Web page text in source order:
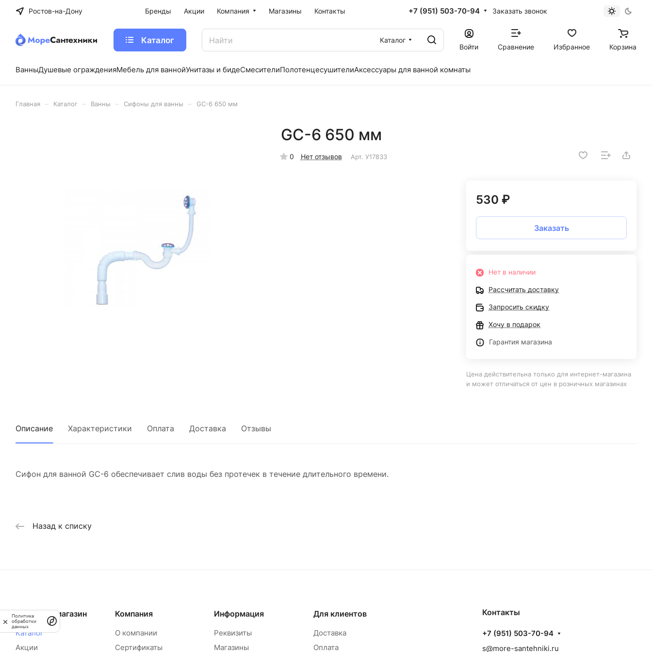
Ростов-на-Дону Бренды Акции Компания Магазины Контакты +7 (951) 503-70-94 Заказать звонок
Каталог
Каталог
Войти
Сравнение Избранное Корзина
ВанныДушевые огражденияМебель для ваннойУнитазы и бидеСмесителиПолотенцесушителиАксессуары для ванной комнаты
Главная Каталог Ванны Сифоны для ванны GС-6 650 мм
GС-6 650 мм
0 Нет отзывов Арт. У17833
530 ₽
Заказать
Нет в наличии
Рассчитать доставку
Запросить скидку
Хочу в подарок
Гарантия магазина
Цена действительна только для интернет-магазина
и может отличаться от цен в розничных магазинах
Описание Характеристики Оплата Доставка Отзывы
Сифон для ванной GC-6 обеспечивает слив воды без протечек в течение длительного времени.
Назад к списку
Интернет-магазин
Каталог
Акции
Компания
О компании
Сертификаты
Информация
Реквизиты
Магазины
Для клиентов
Доставка
Оплата
Контакты
+7 (951) 503-70-94
s@more-santehniki.ru
Политика
обработки
данных